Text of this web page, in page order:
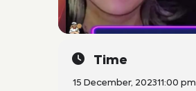
Time
15 December, 202311:00 pm